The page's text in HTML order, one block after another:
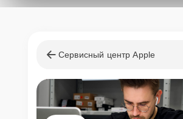
Сервисный центр Apple